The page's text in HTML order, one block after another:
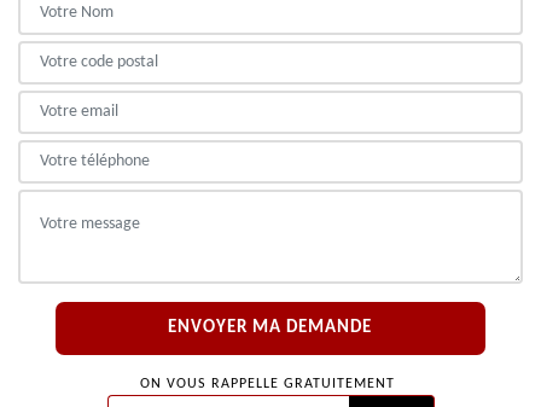
ON VOUS RAPPELLE GRATUITEMENT